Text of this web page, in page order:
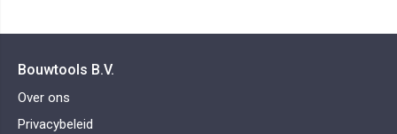
Bouwtools B.V.
Over ons
Privacybeleid